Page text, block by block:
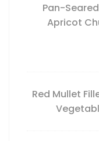
Pan-
Apricot
Red Mullet